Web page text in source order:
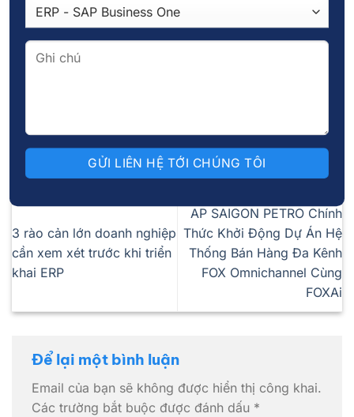
Mục nhập này đã được đăng trong
được gắn thẻChuyểnĐổiCôngNghệ,ChuyểnĐổiSố,FoxAI,
HợpTácChiếnLược,KickOff,PhátTriểnBềnVững,PhucLong,
QuảnTrịDoanhNghiệp
3 rào cản lớn doanh nghiệp
cần xem xét trước khi triển
khai ERP
AP SAIGON PETRO Chính
Thức Khởi Động Dự Án Hệ
Thống Bán Hàng Đa Kênh
FOX Omnichannel Cùng
FOXAi
Để lại một bình luận
Email của bạn sẽ không được hiển thị công khai.
Các trường bắt buộc được đánh dấu *